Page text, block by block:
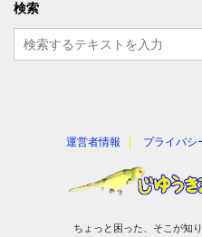
検索
運営者情報 プライバシ
ちょっと困った、そこが知